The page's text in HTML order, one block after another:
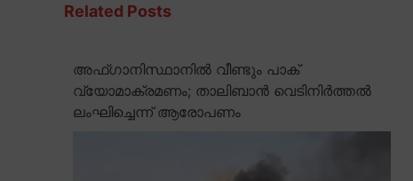
Related Posts
അഫ്ഗാനിസ്ഥാനിൽ വീണ്ടും പാക്
വ്യോമാക്രമണം; താലിബാൻ വെടിനിർത്തൽ
ലംഘിച്ചെന്ന് ആരോപണം